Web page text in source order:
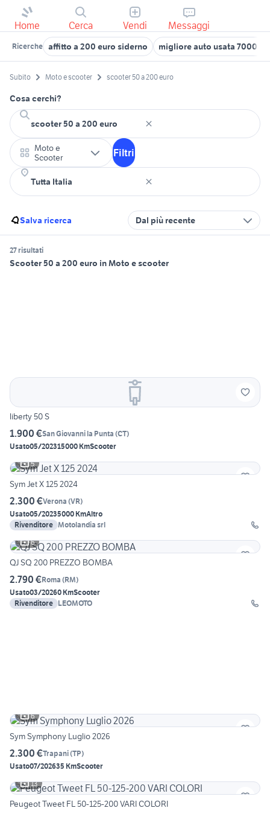
Home Cerca Vendi Messaggi
Ricerche affitto a 200 euro siderno migliore auto usata 7000
Subito Moto e scooter scooter 50 a 200 euro
Cosa cerchi?
Moto e
Scooter
Filtri
Salva ricerca Dal più recente
27 risultati
Scooter 50 a 200 euro in Moto e scooter
liberty 50 S
1.900 €San Giovanni la Punta (CT)
Usato05/202315000 KmScooter
5
Sym Jet X 125 2024
2.300 €Verona (VR)
Usato05/20235000 KmAltro
Rivenditore Motolandia srl
6
QJ SQ 200 PREZZO BOMBA
2.790 €Roma (RM)
Usato03/20260 KmScooter
Rivenditore LEOMOTO
6
Sym Symphony Luglio 2026
2.300 €Trapani(TP)
Usato07/202635 KmScooter
13
Peugeot Tweet FL 50-125-200 VARI COLORI